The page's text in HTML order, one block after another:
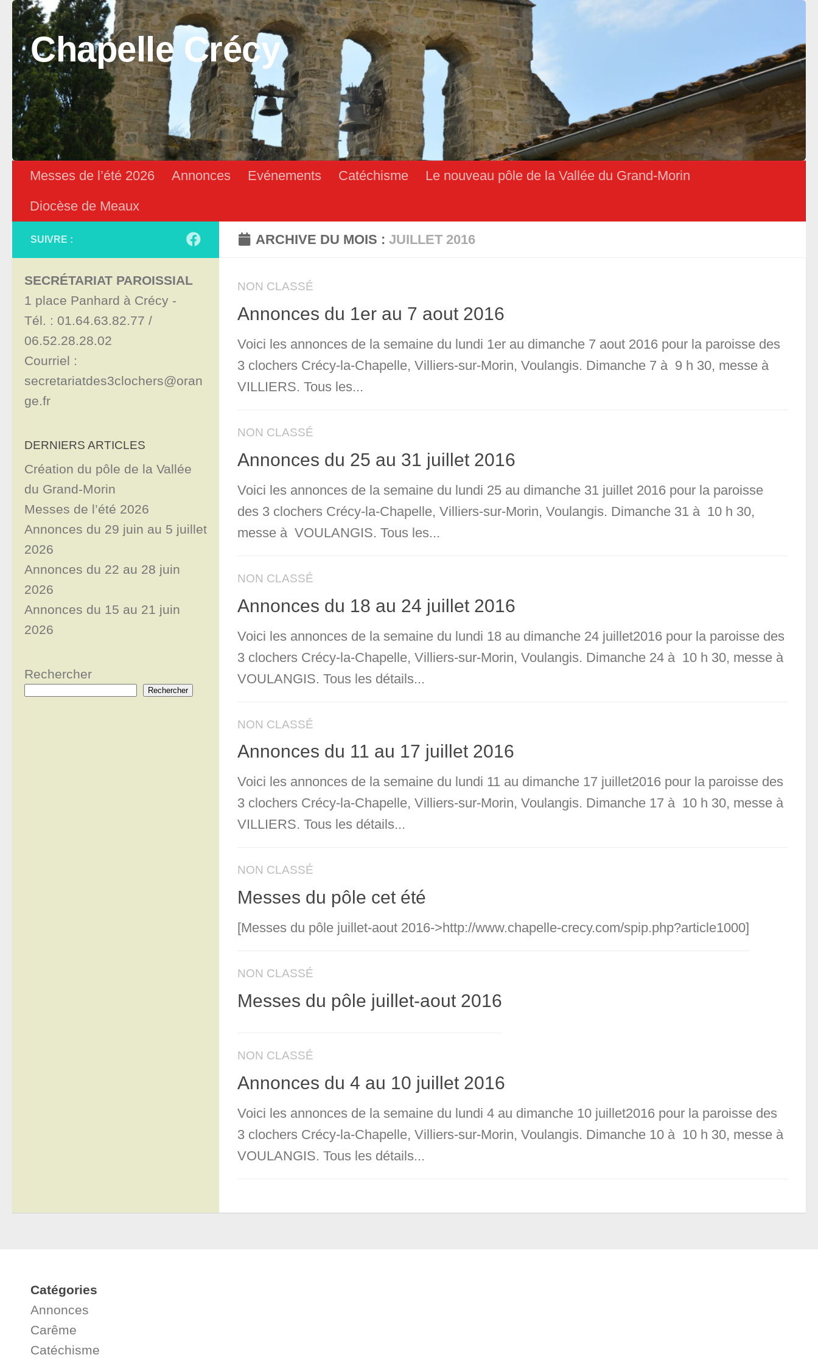
Skip to content
Chapelle Crécy
Messes de l’été 2026 Annonces Evénements Catéchisme
Le nouveau pôle de la Vallée du Grand-Morin
Diocèse de Meaux
ARCHIVE DU MOIS :JUILLET 2016
NON CLASSÉ
Annonces du 1er au 7 aout 2016
Voici les annonces de la semaine du lundi 1er au dimanche 7 aout 2016 pour la paroisse des
3 clochers Crécy-la-Chapelle, Villiers-sur-Morin, Voulangis. Dimanche 7 à 9 h 30, messe à
VILLIERS. Tous les...
NON CLASSÉ
Annonces du 25 au 31 juillet 2016
Voici les annonces de la semaine du lundi 25 au dimanche 31 juillet 2016 pour la paroisse
des 3 clochers Crécy-la-Chapelle, Villiers-sur-Morin, Voulangis. Dimanche 31 à 10 h 30,
messe à VOULANGIS. Tous les...
NON CLASSÉ
Annonces du 18 au 24 juillet 2016
Voici les annonces de la semaine du lundi 18 au dimanche 24 juillet2016 pour la paroisse des
3 clochers Crécy-la-Chapelle, Villiers-sur-Morin, Voulangis. Dimanche 24 à 10 h 30, messe à
VOULANGIS. Tous les détails...
NON CLASSÉ
Annonces du 11 au 17 juillet 2016
Voici les annonces de la semaine du lundi 11 au dimanche 17 juillet2016 pour la paroisse des
3 clochers Crécy-la-Chapelle, Villiers-sur-Morin, Voulangis. Dimanche 17 à 10 h 30, messe à
VILLIERS. Tous les détails...
NON CLASSÉ
Messes du pôle cet été
[Messes du pôle juillet-aout 2016->http://www.chapelle-crecy.com/spip.php?article1000]
NON CLASSÉ
Messes du pôle juillet-aout 2016
NON CLASSÉ
Annonces du 4 au 10 juillet 2016
Voici les annonces de la semaine du lundi 4 au dimanche 10 juillet2016 pour la paroisse des
3 clochers Crécy-la-Chapelle, Villiers-sur-Morin, Voulangis. Dimanche 10 à 10 h 30, messe à
VOULANGIS. Tous les détails...
SUIVRE :
SECRÉTARIAT PAROISSIAL
1 place Panhard à Crécy -
Tél. : 01.64.63.82.77 /
06.52.28.28.02
Courriel :
secretariatdes3clochers@oran
ge.fr
DERNIERS ARTICLES
Création du pôle de la Vallée
du Grand-Morin
Messes de l’été 2026
Annonces du 29 juin au 5 juillet
2026
Annonces du 22 au 28 juin
2026
Annonces du 15 au 21 juin
2026
Rechercher
Rechercher
Catégories
Annonces
Carême
Catéchisme